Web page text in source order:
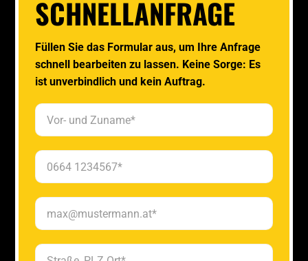
SCHNELLANFRAGE
Füllen Sie das Formular aus, um Ihre Anfrage
schnell bearbeiten zu lassen. Keine Sorge: Es
ist unverbindlich und kein Auftrag.